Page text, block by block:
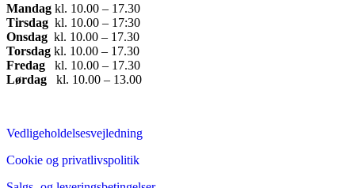
Mandag ​ kl. 10.00 – 17.30​
Tirsdag ​ kl. 10.00 – 17:30​
Onsdag ​ kl. 10.00 – 17.30​
Torsdag ​ kl. 10.00 – 17.30​
Fredag ​ kl. 10.00 – 17.30​
Lørdag ​ kl. 10.00 – 13.00
Vedligeholdelsesvejledning
Cookie og privatlivspolitik